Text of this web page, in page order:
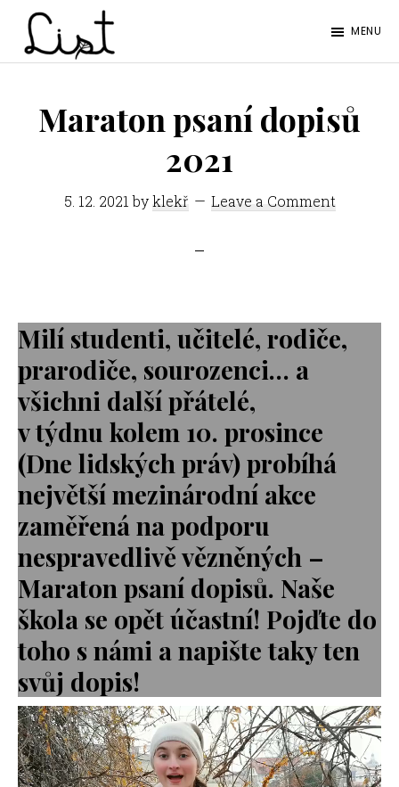
Skip
Skip
LIST
časopis
SŠPGHS
MENU
Maraton psaní dopisů
2021
5. 12. 2021 byklekř Leave a Comment
Milí studenti, učitelé, rodiče,
prarodiče, sourozenci… a
všichni další přátelé,
v týdnu kolem 10. prosince
(Dne lidských práv) probíhá
největší mezinárodní akce
zaměřená na podporu
nespravedlivě vězněných –
Maraton psaní dopisů. Naše
škola se opět účastní! Pojďte do
toho s námi a napište taky ten
svůj dopis!